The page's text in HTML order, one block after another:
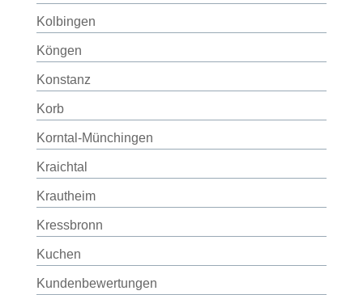
Kolbingen
Köngen
Konstanz
Korb
Korntal-Münchingen
Kraichtal
Krautheim
Kressbronn
Kuchen
Kundenbewertungen